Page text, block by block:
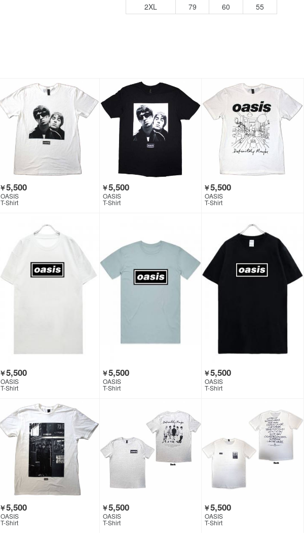
2XL
79 60 55
￥5,500
OASIS
T-Shirt
￥5,500
OASIS
T-Shirt
￥5,500
OASIS
T-Shirt
￥5,500
OASIS
T-Shirt
￥5,500
OASIS
T-Shirt
￥5,500
OASIS
T-Shirt
￥5,500
OASIS
T-Shirt
￥5,500
OASIS
T-Shirt
￥5,500
OASIS
T-Shirt